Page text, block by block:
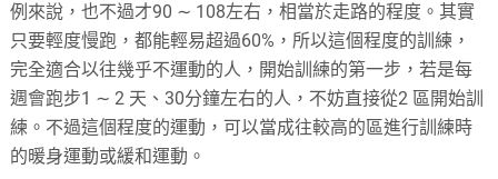
例來說，也不過才90 ∼ 108左右，相當於走路的程度。其實
只要輕度慢跑，都能輕易超過60%，所以這個程度的訓練，
完全適合以往幾乎不運動的人，開始訓練的第一步，若是每
週會跑步1 ∼ 2 天、30分鐘左右的人，不妨直接從2 區開始訓
練。不過這個程度的運動，可以當成往較高的區進行訓練時
的暖身運動或緩和運動。